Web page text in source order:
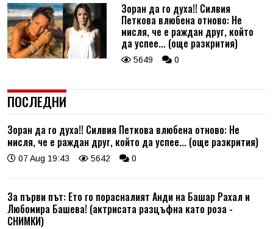
Зоран да го духа!! Силвия
Петкова влюбена отново: Не
мисля, че е раждан друг, който
да успее... (още разкрития)
5649 0
ПОСЛЕДНИ
Зоран да го духа!! Силвия Петкова влюбена отново: Не
мисля, че е раждан друг, който да успее... (още разкрития)
07 Aug 19:43 5642 0
За първи път: Ето го порасналият Анди на Башар Рахал и
Любомира Башева! (актрисата разцъфна като роза -
СНИМКИ)